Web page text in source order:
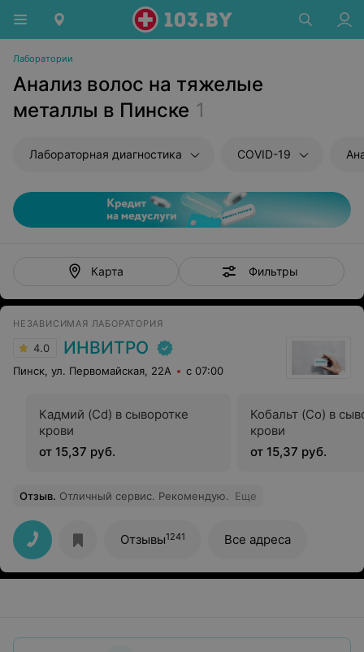
Лаборатории
Анализ волос на тяжелые
металлы в Пинске 1
Лабораторная диагностика COVID-19
Карта Фильтры
НЕЗАВИСИМАЯ ЛАБОРАТОРИЯ
4.0 ИНВИТРО
Пинск, ул. Первомайская, 22А с 07:00
Кадмий (Cd) в сыворотке
крови
от 15,37 руб.
Кобальт (Co) в
крови
от 15,37 руб.
Отзыв. Отличный сервис. Рекомендую. Еще
Отзывы1241 Все адреса